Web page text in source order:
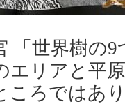
「世界樹の
エリアと平
ころではあ